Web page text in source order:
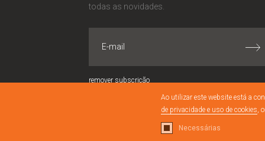
Ao utilizar este website está a
de privacidade e uso de cookies,
Necessárias
todas as novidades.
remover subscrição